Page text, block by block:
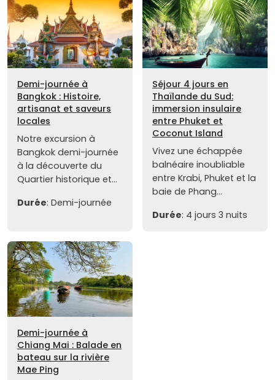
Demi-journée à
Bangkok : Histoire,
artisanat et saveurs
locales
Notre excursion à
Bangkok demi-journée
à la découverte du
Quartier historique et...
Durée: Demi-journée
Séjour 4 jours en
Thaïlande du Sud:
immersion insulaire
entre Phuket et
Coconut Island
Vivez une échappée
balnéaire inoubliable
entre Krabi, Phuket et la
baie de Phang...
Durée: 4 jours 3 nuits
Demi-journée à
Chiang Mai : Balade en
bateau sur la rivière
Mae Ping